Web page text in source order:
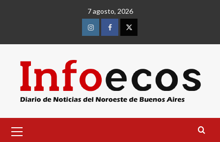
7 agosto, 2026
InstagramFacebookTwitter
primario